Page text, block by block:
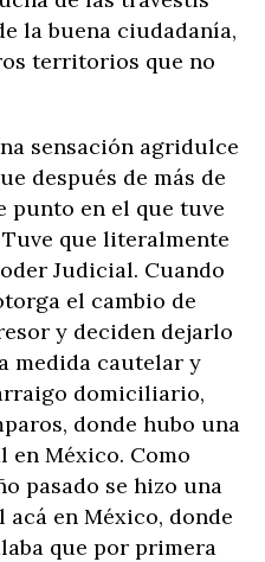
la buena ciudadanía,
territorios que no
sensación agridulce
después de más de
punto en el que tuve
que literalmente
Judicial. Cuando
el cambio de
y deciden dejarlo
medida cautelar y
domiciliario,
donde hubo una
en México. Como
pasado se hizo una
en México, donde
que por primera